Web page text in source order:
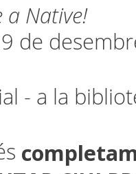
a Native!
de
- a la